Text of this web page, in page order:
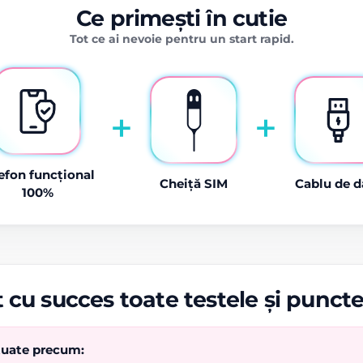
Ce primești în cutie
Tot ce ai nevoie pentru un start rapid.
funcțional
100%
+
Cheiță SIM
+
Cablu de
cu succes toate testele și
precum: